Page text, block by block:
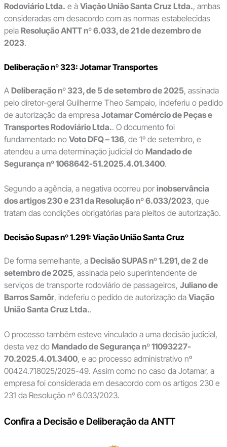
Rodoviário Ltda. e à Viação União Santa Cruz Ltda., ambas
consideradas em desacordo com as normas estabelecidas
pela Resolução ANTT nº 6.033, de 21 de dezembro de
2023.
Deliberação nº 323: Jotamar Transportes
A Deliberação nº 323, de 5 de setembro de 2025, assinada
pelo diretor-geral Guilherme Theo Sampaio, indeferiu o pedido
de autorização da empresa Jotamar Comércio de Peças e
Transportes Rodoviário Ltda.. O documento foi
fundamentado no Voto DFQ – 136, de 1º de setembro, e
atendeu a uma determinação judicial do Mandado de
Segurança nº 1068642-51.2025.4.01.3400.
Segundo a agência, a negativa ocorreu por inobservância
dos artigos 230 e 231 da Resolução nº 6.033/2023, que
tratam das condições obrigatórias para pleitos de autorização.
Decisão Supas nº 1.291: Viação União Santa Cruz
De forma semelhante, a Decisão SUPAS nº 1.291, de 2 de
setembro de 2025, assinada pelo superintendente de
serviços de transporte rodoviário de passageiros, Juliano de
Barros Samôr, indeferiu o pedido de autorização da Viação
União Santa Cruz Ltda..
O processo também esteve vinculado a uma decisão judicial,
desta vez do Mandado de Segurança nº 11093227-
70.2025.4.01.3400, e ao processo administrativo nº
00424.718025/2025-49. Assim como no caso da Jotamar, a
empresa foi considerada em desacordo com os artigos 230 e
231 da Resolução nº 6.033/2023.
Confira a Decisão e Deliberação da ANTT